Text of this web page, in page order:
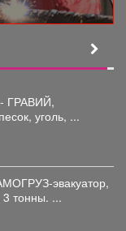
ГРАВИЙ,
уголь, ...
эвакуатор,
3 тонны. ...